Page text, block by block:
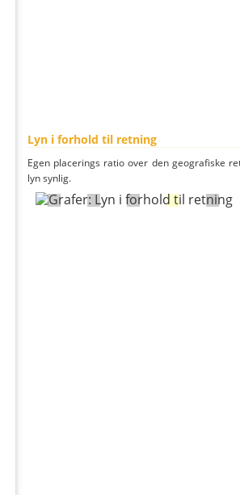
Lyn i forhold til retning
Egen placerings ratio over den geografiske
lyn synlig.